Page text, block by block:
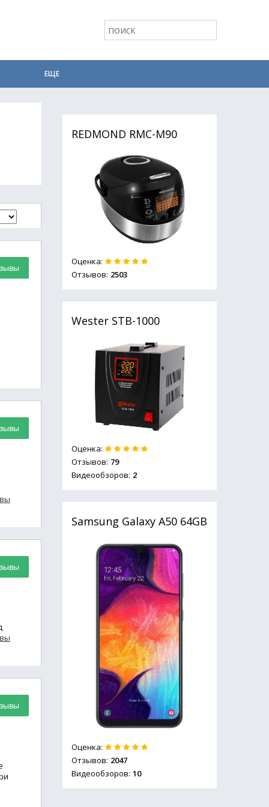
ЕЩЕ
REDMOND RMC-M90
Оценка:
Отзывов: 2503
Wester STB-1000
Оценка:
Отзывов: 79
Видеообзоров: 2
Samsung Galaxy A50 64GB
Оценка:
Отзывов: 2047
Видеообзоров: 10